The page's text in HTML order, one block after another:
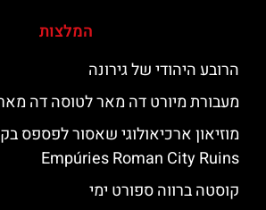
המלצות
הרובע היהודי של גירונה
מעבורת מיורט דה מאר לטוסה דה
מוזיאון ארכיאולוגי שאסור לפספס
Empúries Roman City Ruins
קוסטה ברווה ספורט ימי